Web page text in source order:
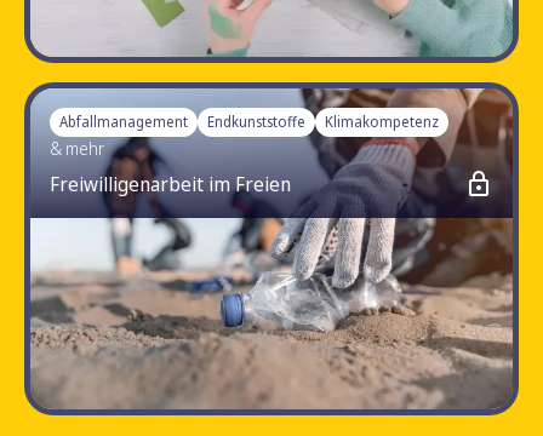
4.7
Abfallmanagement Endkunststoffe Klimakompetenz
& mehr
Freiwilligenarbeit im Freien
4.8